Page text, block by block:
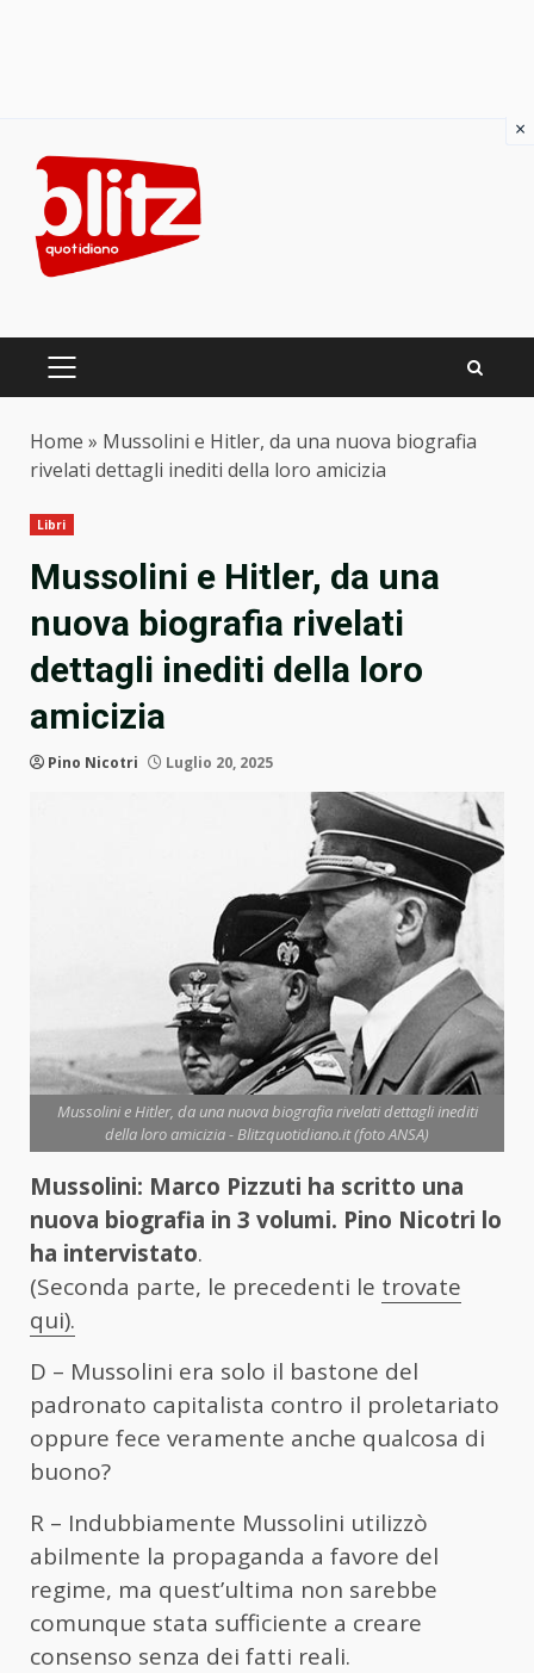
content
PRIMARY
Home » Mussolini e Hitler, da una nuova biografia
rivelati dettagli inediti della loro amicizia
Libri
Mussolini e Hitler, da una
nuova biografia rivelati
dettagli inediti della loro
amicizia
Pino Nicotri Luglio 20, 2025
Mussolini e Hitler, da una nuova biografia rivelati dettagli inediti
della loro amicizia - Blitzquotidiano.it (foto ANSA)
Mussolini: Marco Pizzuti ha scritto una
nuova biografia in 3 volumi. Pino Nicotri lo
ha intervistato.
(Seconda parte, le precedenti le trovate
qui).
D – Mussolini era solo il bastone del
padronato capitalista contro il proletariato
oppure fece veramente anche qualcosa di
buono?
R – Indubbiamente Mussolini utilizzò
abilmente la propaganda a favore del
regime, ma quest’ultima non sarebbe
comunque stata sufficiente a creare
consenso senza dei fatti reali.
×